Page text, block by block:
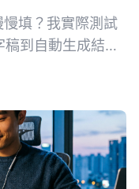
填？我實際測試
到自動生成結構